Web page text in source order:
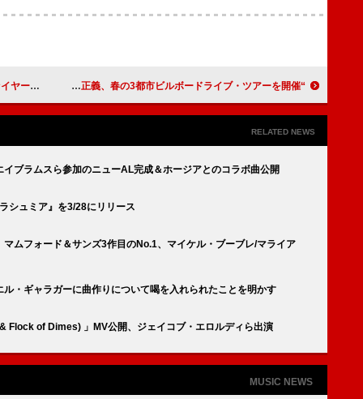
」MV公開 “J-FUSION”を牽引するギター・ヒーロー高中正義、春の3都市ビルボードライブ・ツアーを開催
RELATED NEWS
ブラムスら参加のニューAL完成＆ホージアとのコラボ曲公開
シュミア』を3/28にリリース
ムフォード＆サンズ3作目のNo.1、マイケル・ブーブレ/マライア
・ギャラガーに曲作りについて喝を入れられたことを明かす
Flock of Dimes) 」MV公開、ジェイコブ・エロルディら出演
MUSIC NEWS